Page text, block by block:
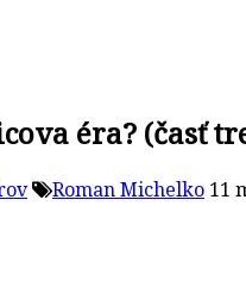
éra? (časť
Roman Michelko 11